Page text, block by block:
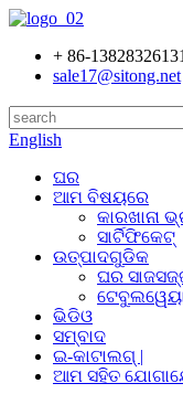
+ 86-13828326131
sale17@sitong.net
English
ଘର
ଆମ ବିଷୟରେ
କାରଖାନା
ସାର୍ଟିଫିକେଟ୍
ଉତ୍ପାଦଗୁଡିକ
ଘର
ଭିଡିଓ
ସମ୍ବାଦ
ଇ-କାଟାଲଗ୍ |
ଆମ ସହିତ